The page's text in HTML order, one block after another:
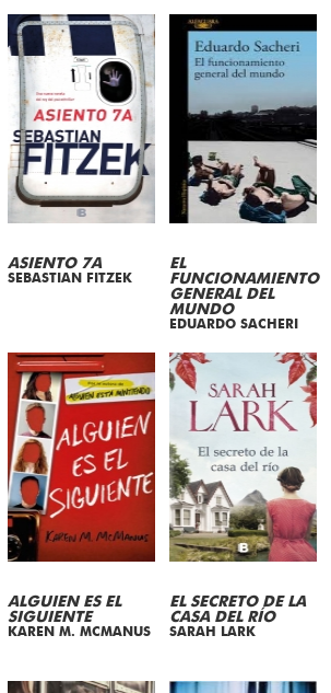
ASIENTO 7A
SEBASTIAN FITZEK
EL
FUNCIONAMIENTO
GENERAL DEL
MUNDO
EDUARDO SACHERI
ALGUIEN ES EL
SIGUIENTE
KAREN M. MCMANUS
EL SECRETO DE LA
CASA DEL RÍO
SARAH LARK